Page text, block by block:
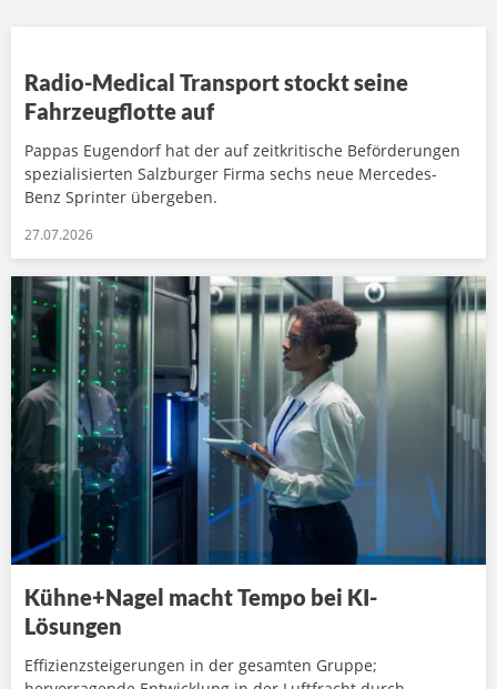
Radio-Medical Transport stockt seine
Fahrzeugflotte auf
Pappas Eugendorf hat der auf zeitkritische Beförderungen
spezialisierten Salzburger Firma sechs neue Mercedes-
Benz Sprinter übergeben.
27.07.2026
Kühne+Nagel macht Tempo bei KI-
Lösungen
Effizienzsteigerungen in der gesamten Gruppe;